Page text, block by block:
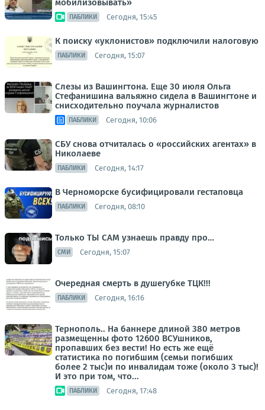
мобилизовывать»
ПАБЛИКИ Сегодня, 15:45
К поиску «уклонистов» подключили налоговую
ПАБЛИКИ Сегодня, 15:07
Слезы из Вашингтона. Еще 30 июля Ольга
Стефанишина вальяжно сидела в Вашингтоне и
снисходительно поучала журналистов
ПАБЛИКИ Сегодня, 10:06
СБУ снова отчиталась о «российских агентах» в
Николаеве
ПАБЛИКИ Сегодня, 14:17
В Черноморске бусифицировали гестаповца
ПАБЛИКИ Сегодня, 08:10
Только ТЫ САМ узнаешь правду про…
СМИ Сегодня, 15:07
Очередная смерть в душегубке ТЦК!!!
ПАБЛИКИ Сегодня, 16:16
Тернополь.. На баннере длиной 380 метров
размещенны фото 12600 ВСУшников,
пропавших без вести! Но есть же ещё
статистика по погибшим (семьи погибших
более 2 тыс)и по инвалидам тоже (около 3 тыс)!
И это при том, что...
ПАБЛИКИ Сегодня, 17:48